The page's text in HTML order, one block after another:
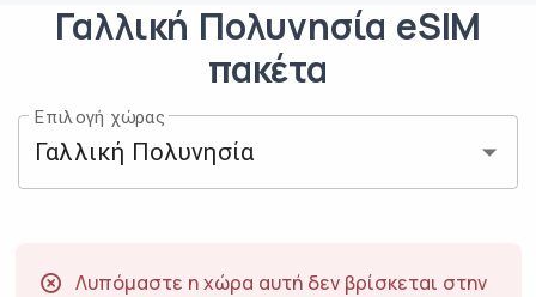
Γαλλική Πολυνησία eSIM
πακέτα
Επιλογή χώρας
Λυπόμαστε η χώρα αυτή δεν βρίσκεται στην